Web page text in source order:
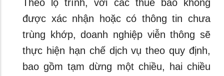
Theo lộ trình, với các thuê bao không
được xác nhận hoặc có thông tin chưa
trùng khớp, doanh nghiệp viễn thông sẽ
thực hiện hạn chế dịch vụ theo quy định,
bao gồm tạm dừng một chiều, hai chiều